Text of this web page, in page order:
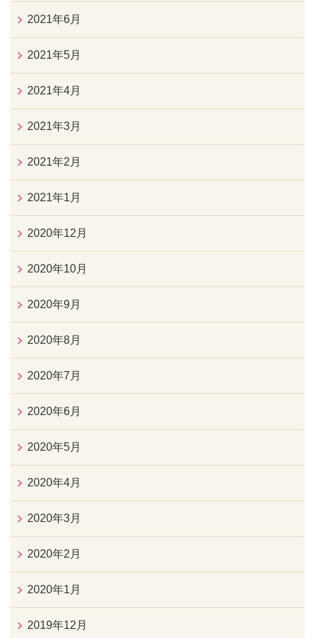
2021年6月
2021年5月
2021年4月
2021年3月
2021年2月
2021年1月
2020年12月
2020年10月
2020年9月
2020年8月
2020年7月
2020年6月
2020年5月
2020年4月
2020年3月
2020年2月
2020年1月
2019年12月